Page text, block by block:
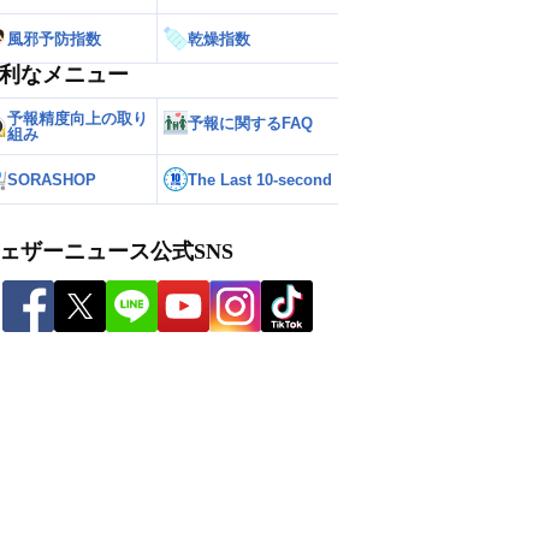
風邪予防指数 乾燥指数
なメニュー
予報精度向上の取り
組み
予報に関するFAQ
SORASHOP The Last 10-second
ザーニュース公式SNS